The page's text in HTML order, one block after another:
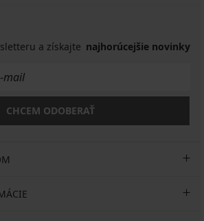
a získajte najhorúcejšie novinky
CHCEM ODOBERAŤ